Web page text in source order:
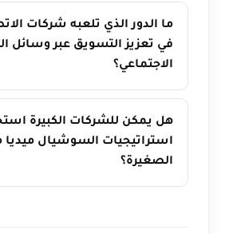
ما الدور الذي تلعبه شركات
في تعزيز التسويق عبر وسائل
الاجتماعي؟
هل يمكن للشركات الكبيرة
استراتيجيات السوشيال ميديا
الصغيرة؟